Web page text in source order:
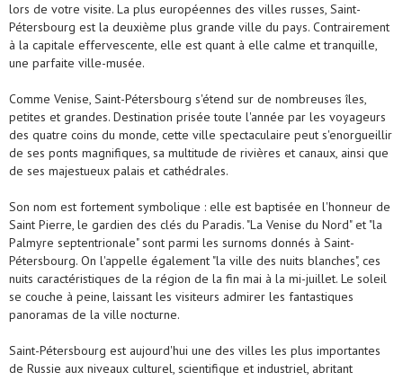
lors de votre visite. La plus européennes des villes russes, Saint-
Pétersbourg est la deuxième plus grande ville du pays. Contrairement
à la capitale effervescente, elle est quant à elle calme et tranquille,
une parfaite ville-musée.
Comme Venise, Saint-Pétersbourg s'étend sur de nombreuses îles,
petites et grandes. Destination prisée toute l'année par les voyageurs
des quatre coins du monde, cette ville spectaculaire peut s'enorgueillir
de ses ponts magnifiques, sa multitude de rivières et canaux, ainsi que
de ses majestueux palais et cathédrales.
Son nom est fortement symbolique : elle est baptisée en l'honneur de
Saint Pierre, le gardien des clés du Paradis. "La Venise du Nord" et "la
Palmyre septentrionale" sont parmi les surnoms donnés à Saint-
Pétersbourg. On l'appelle également "la ville des nuits blanches", ces
nuits caractéristiques de la région de la fin mai à la mi-juillet. Le soleil
se couche à peine, laissant les visiteurs admirer les fantastiques
panoramas de la ville nocturne.
Saint-Pétersbourg est aujourd'hui une des villes les plus importantes
de Russie aux niveaux culturel, scientifique et industriel, abritant